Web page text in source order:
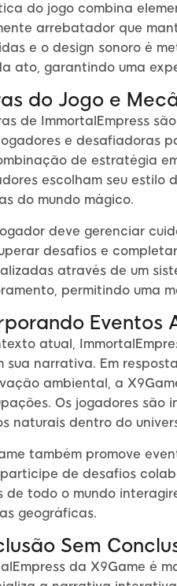
do jogo combina
arrebatador que
e o design sonoro é
ato, garantindo uma
do Jogo e
de ImmortalEmpress
e desafiadoras
de estratégia
escolham seu estilo
do mundo mágico.
deve gerenciar
desafios e
através de um
permitindo uma
Eventos
atual,
sua narrativa. Em
ambiental, a
Os jogadores são
naturais dentro do
também promove
de desafios
de todo o mundo
geográficas.
Sem
da X9Game é